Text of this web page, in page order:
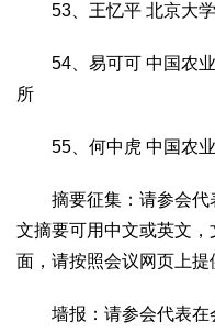
53、王忆平 北京大学
54、易可可 中国农业
所
55、何中虎 中国农业
摘要征集：请参会代
文摘要可用中文或英文
面，请按照会议网页上提
墙报：请参会代表在